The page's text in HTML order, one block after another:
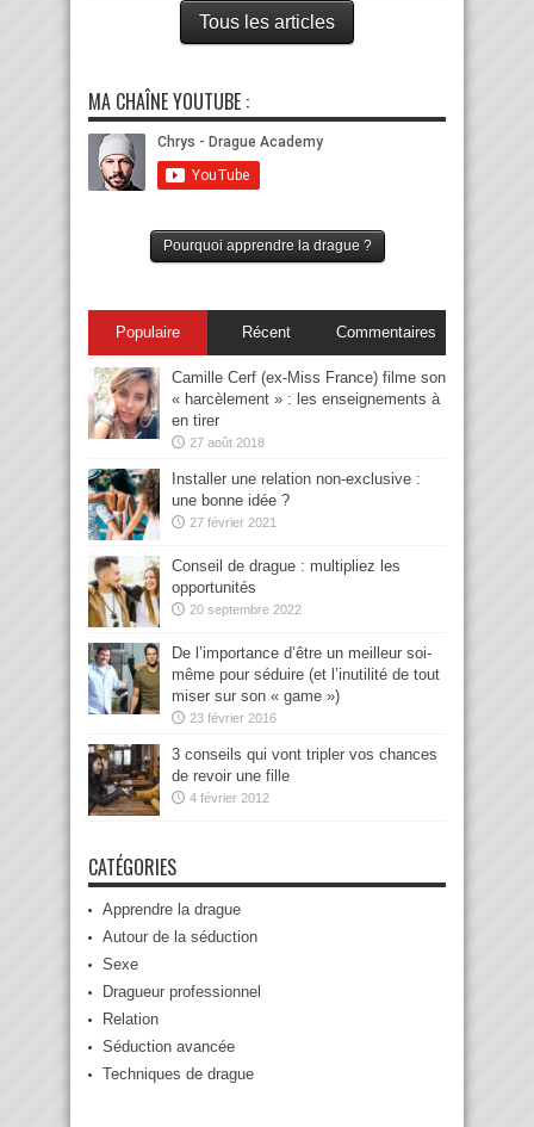
Tous les articles
MA CHAÎNE YOUTUBE :
Pourquoi apprendre la drague ?
Populaire Récent Commentaires
Camille Cerf (ex-Miss France) filme son
« harcèlement » : les enseignements à
en tirer
27 août 2018
Installer une relation non-exclusive :
une bonne idée ?
27 février 2021
Conseil de drague : multipliez les
opportunités
20 septembre 2022
De l’importance d’être un meilleur soi-
même pour séduire (et l’inutilité de tout
miser sur son « game »)
23 février 2016
3 conseils qui vont tripler vos chances
de revoir une fille
4 février 2012
CATÉGORIES
Apprendre la drague
Autour de la séduction
Sexe
Dragueur professionnel
Relation
Séduction avancée
Techniques de drague